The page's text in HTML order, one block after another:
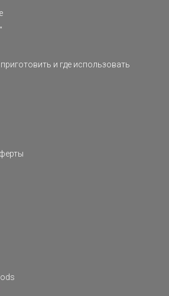
и где использовать